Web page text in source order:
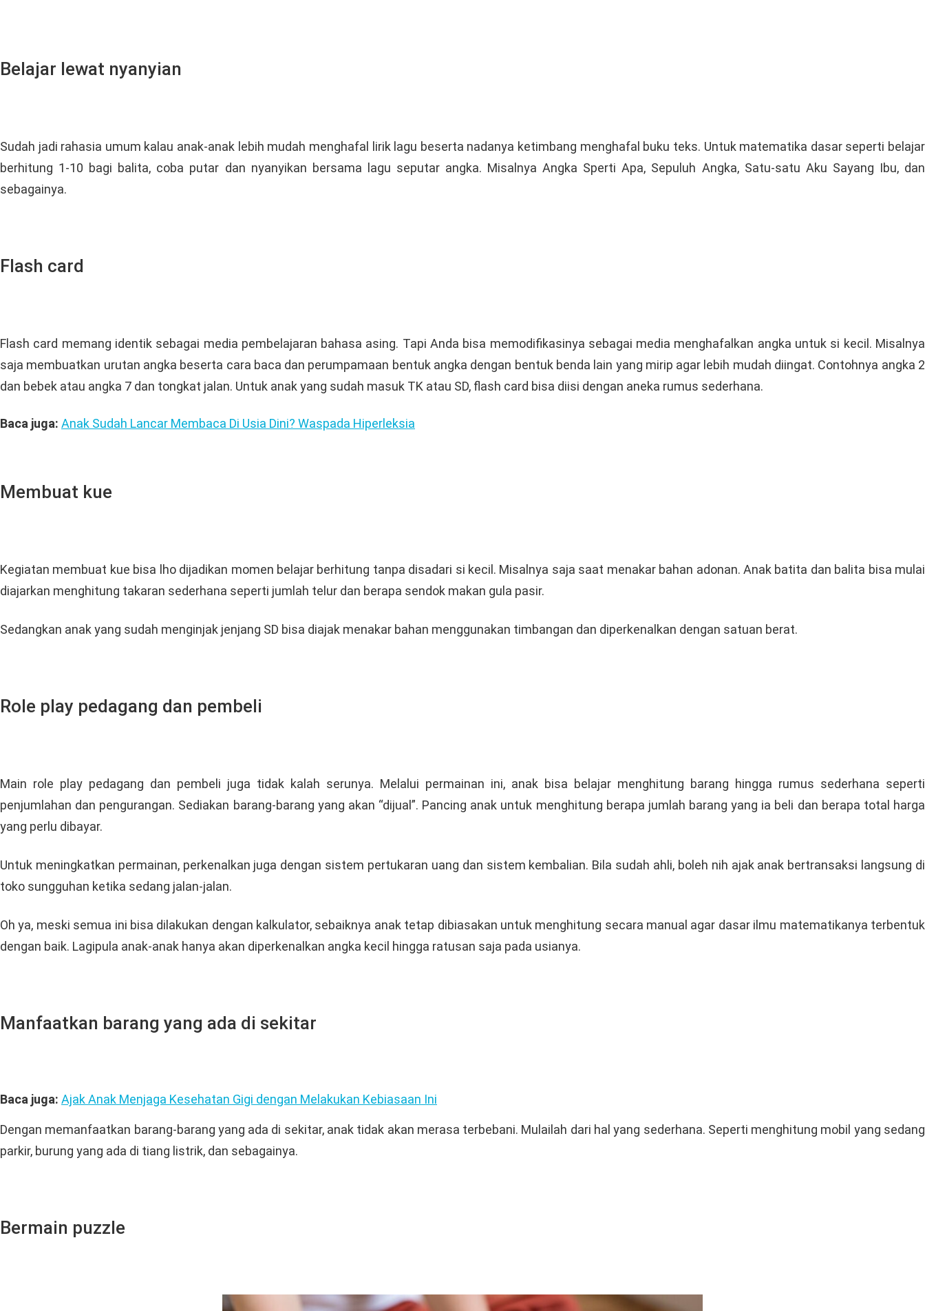
Belajar lewat nyanyian
Sudah jadi rahasia umum kalau anak-anak lebih mudah menghafal lirik lagu beserta nadanya ketimbang menghafal buku teks. Untuk matematika dasar seperti belajar
berhitung 1-10 bagi balita, coba putar dan nyanyikan bersama lagu seputar angka. Misalnya Angka Sperti Apa, Sepuluh Angka, Satu-satu Aku Sayang Ibu, dan
sebagainya.
Flash card
Flash card memang identik sebagai media pembelajaran bahasa asing. Tapi Anda bisa memodifikasinya sebagai media menghafalkan angka untuk si kecil. Misalnya
saja membuatkan urutan angka beserta cara baca dan perumpamaan bentuk angka dengan bentuk benda lain yang mirip agar lebih mudah diingat. Contohnya angka 2
dan bebek atau angka 7 dan tongkat jalan. Untuk anak yang sudah masuk TK atau SD, flash card bisa diisi dengan aneka rumus sederhana.
Baca juga: Anak Sudah Lancar Membaca Di Usia Dini? Waspada Hiperleksia
Membuat kue
Kegiatan membuat kue bisa lho dijadikan momen belajar berhitung tanpa disadari si kecil. Misalnya saja saat menakar bahan adonan. Anak batita dan balita bisa mulai
diajarkan menghitung takaran sederhana seperti jumlah telur dan berapa sendok makan gula pasir.
Sedangkan anak yang sudah menginjak jenjang SD bisa diajak menakar bahan menggunakan timbangan dan diperkenalkan dengan satuan berat.
Role play pedagang dan pembeli
Main role play pedagang dan pembeli juga tidak kalah serunya. Melalui permainan ini, anak bisa belajar menghitung barang hingga rumus sederhana seperti
penjumlahan dan pengurangan. Sediakan barang-barang yang akan “dijual”. Pancing anak untuk menghitung berapa jumlah barang yang ia beli dan berapa total harga
yang perlu dibayar.
Untuk meningkatkan permainan, perkenalkan juga dengan sistem pertukaran uang dan sistem kembalian. Bila sudah ahli, boleh nih ajak anak bertransaksi langsung di
toko sungguhan ketika sedang jalan-jalan.
Oh ya, meski semua ini bisa dilakukan dengan kalkulator, sebaiknya anak tetap dibiasakan untuk menghitung secara manual agar dasar ilmu matematikanya terbentuk
dengan baik. Lagipula anak-anak hanya akan diperkenalkan angka kecil hingga ratusan saja pada usianya.
Manfaatkan barang yang ada di sekitar
Baca juga: Ajak Anak Menjaga Kesehatan Gigi dengan Melakukan Kebiasaan Ini
Dengan memanfaatkan barang-barang yang ada di sekitar, anak tidak akan merasa terbebani. Mulailah dari hal yang sederhana. Seperti menghitung mobil yang sedang
parkir, burung yang ada di tiang listrik, dan sebagainya.
Bermain puzzle